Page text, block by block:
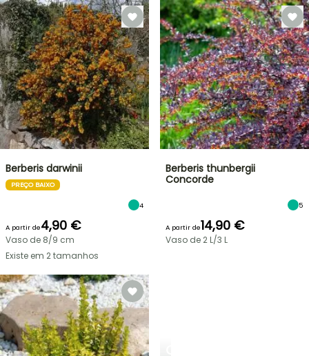
Berberis darwinii
PREÇO BAIXO
4
A partir de4,90 €
Vaso de 8/9 cm
Existe em 2 tamanhos
Berberis thunbergii
Concorde
5
A partir de14,90 €
Vaso de 2 L/3 L